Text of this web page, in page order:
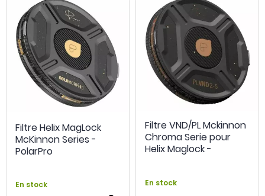
Filtre Helix MagLock
McKinnon Series -
PolarPro
En stock
Filtre VND/PL Mckinnon
Chroma Serie pour
Helix Maglock -
En stock